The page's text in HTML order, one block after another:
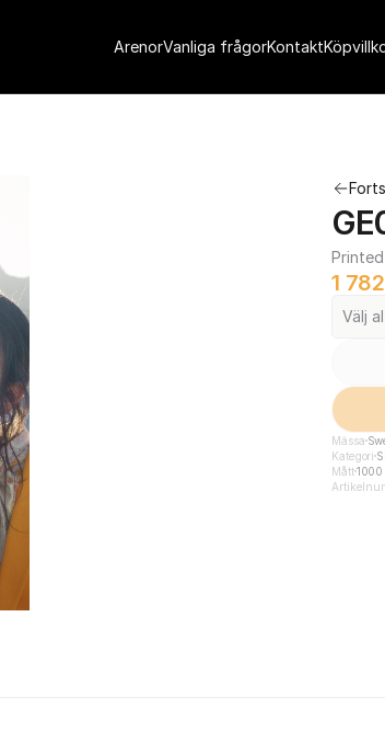
1 782
Välj
Mässa
Kategori
Mått
ArenorVanliga frågorKontakt